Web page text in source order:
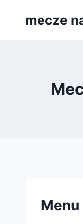
mecze
Menu